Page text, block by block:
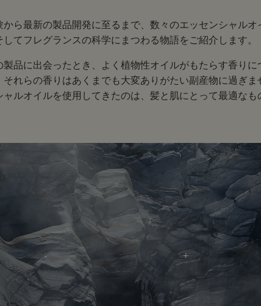
ら最新の製品開発に至るまで、数々のエッセンシャルオ
てフレグランスの科学にまつわる物語をご紹介します。
品に出会ったとき、よく植物性オイルがもたらす香りに
それらの香りはあくまでも大変ありがたい副産物に過ぎま
ルオイルを使用してきたのは、髪と肌にとって最適なも